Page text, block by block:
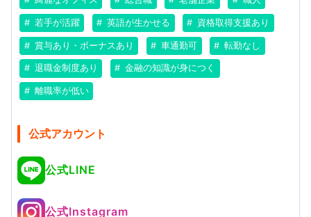
若手が活躍 英語が生かせる 資格取得支援あり
賞与あり・ボーナスあり 車通勤可 転勤なし
退職金制度あり 金融の知識が身につく
離職率が低い
公式アカウント
公式LINE
公式Instagram